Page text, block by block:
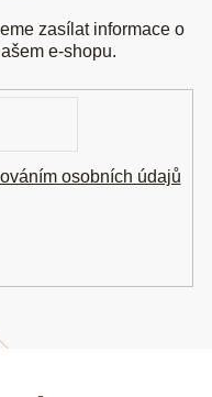
zasílat informace o
e-shopu.
osobních údajů